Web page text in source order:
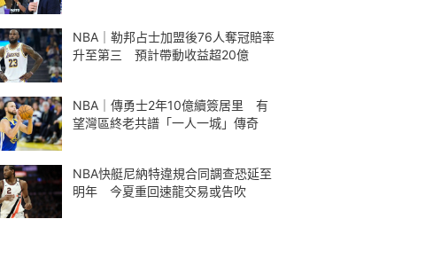
NBA｜勒邦占士加盟後76人奪冠賠率
升至第三 預計帶動收益超20億
NBA｜傳勇士2年10億續簽居里 有
望灣區終老共譜「一人一城」傳奇
NBA快艇尼納特違規合同調查恐延至
明年 今夏重回速龍交易或告吹